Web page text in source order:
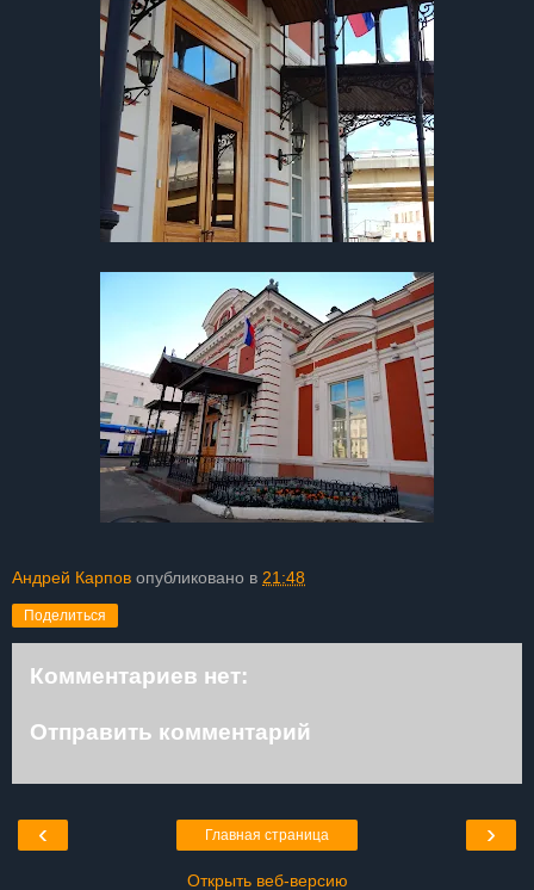
Андрей Карпов опубликовано в 21:48
Поделиться
Комментариев нет:
Отправить комментарий
‹ ›
Главная страница
Открыть веб-версию